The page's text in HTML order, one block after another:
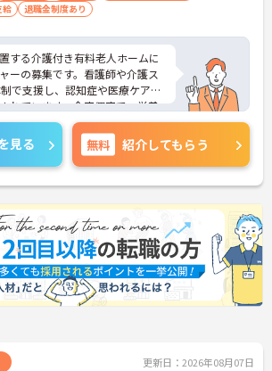
給 退職金制度あり
する介護付き有料老人ホームに
ーの募集です。看護師や介護ス
で支援し、認知症や医療ケアが
れています。全室個室で、栄養
食事や多様な入浴設備を備え、
う支援されています。
未満です。ワークライフバラン
ご勤務いただけます。
、面接対策ポイントなど、さら
すのでお気軽にご相談くださ
見る 無料 紹介してもらう
更新日：2026年08月07日